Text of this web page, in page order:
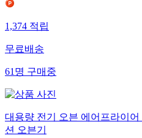
1,374적립
무료배송
61명구매중
대용량 전기 오븐 에어프라이
션 오븐기